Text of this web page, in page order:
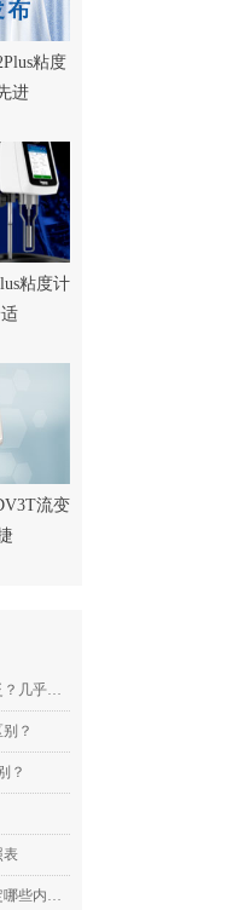
为什么博勒飞粘度使用这么广泛？几乎成为了行业标准？
？
？
表
可重复粘度测试应该控制或指定哪些内容？
粘度
进
粘度计
流变